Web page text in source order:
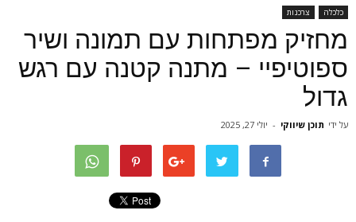
כלכלה צרכנות
מחזיק מפתחות עם תמונה ושיר
ספוטיפיי – מתנה קטנה עם רגש
גדול
על ידי תוכן שיווקי - יולי 27, 2025